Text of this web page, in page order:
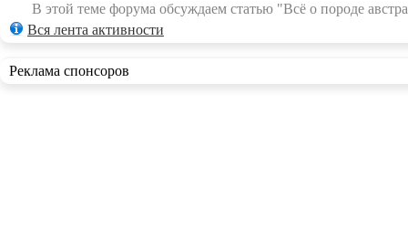
В этой теме форума обсуждаем статью "Всё о породе
Вся лента активности
Реклама спонсоров